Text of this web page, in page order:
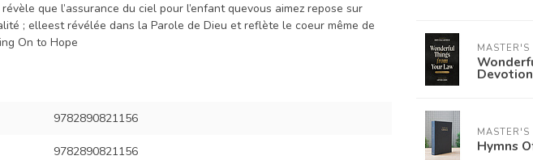
que l’assurance du ciel pour l’enfant quevous aimez repose sur
; elleest révélée dans la Parole de Dieu et reflète le coeur même de
On to Hope
9782890821156
9782890821156
MASTER'S
MASTER'S
Hymns